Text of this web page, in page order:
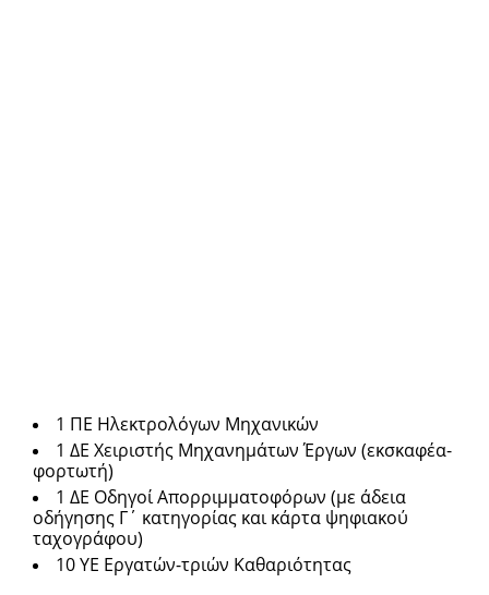
1 ΠΕ Ηλεκτρολόγων Μηχανικών
1 ΔΕ Χειριστής Μηχανημάτων Έργων (εκσκαφέα-
φορτωτή)
1 ΔE Οδηγοί Απορριμματοφόρων (με άδεια
οδήγησης Γ΄ κατηγορίας και κάρτα ψηφιακού
ταχογράφου)
10 ΥΕ Εργατών-τριών Καθαριότητας